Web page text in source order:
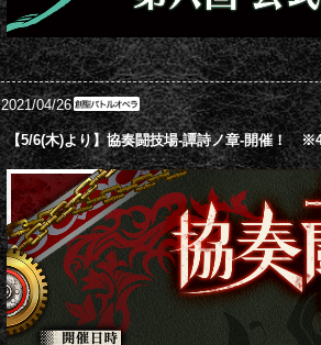
2021/04/26
【5/6(木)より】協奏闘技場-譚詩ノ章-開催！